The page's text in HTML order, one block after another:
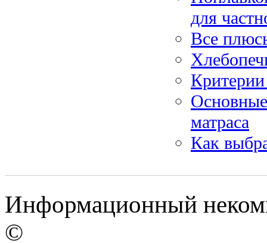
для
Все
матраса
Как
Информационный
©